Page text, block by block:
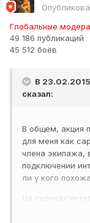
Глобальные
49 186 публикаций
45 512 боёв
В
сказал:
В общем, акция
для меня как
члена экипажа,
подключении
ли у кого
На скринах